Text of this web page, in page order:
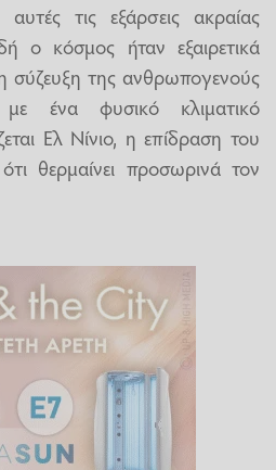
τις εξάρσεις ακραίας
ο κόσμος ήταν εξαιρετικά
σύζευξη της ανθρωπογενούς
με ένα φυσικό κλιματικό
Ελ Νίνιο, η επίδραση του
θερμαίνει προσωρινά τον